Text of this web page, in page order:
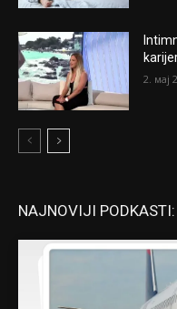
2. мај
NAJNOVIJI PODKASTI: